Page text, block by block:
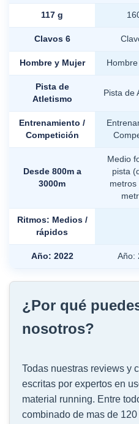
117 g
Clavos 6
Hombre y Mujer
Pista de
Atletismo
Pista de
Entrenamiento /
Competición
Desde 800m a
3000m
Medio
pista
metros
Ritmos: Medios /
rápidos
Año: 2022 Año:
¿Por qué
nosotros?
Todas nuestras reviews y
escritas por expertos en
material running. Entre
combinado de mas de